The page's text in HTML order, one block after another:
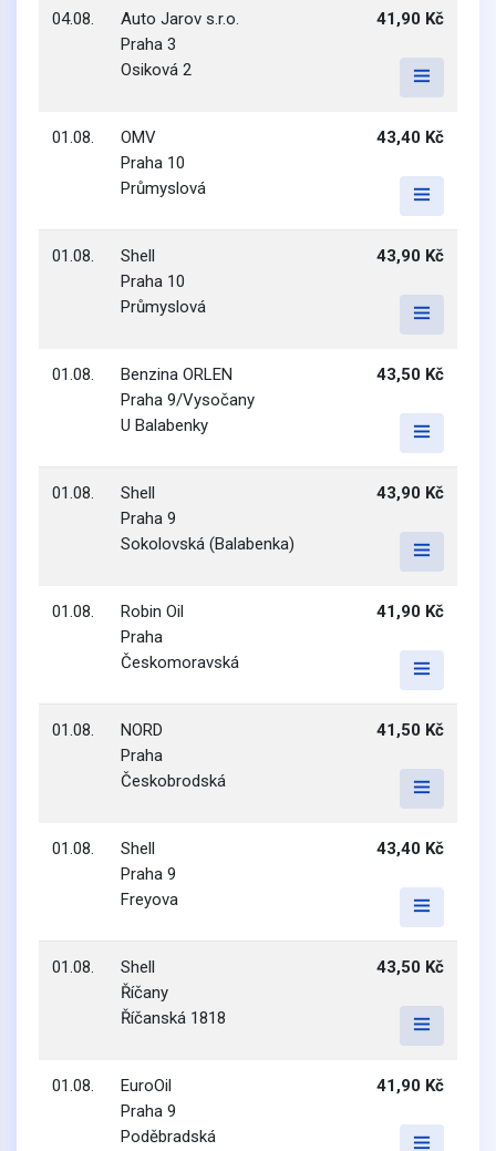
04.08.
Auto Jarov s.r.o.
Praha 3
Osiková 2
41,90 Kč
01.08.
OMV
Praha 10
Průmyslová
43,40 Kč
01.08.
Shell
Praha 10
Průmyslová
43,90 Kč
01.08.
Benzina ORLEN
Praha 9/Vysočany
U Balabenky
43,50 Kč
01.08.
Shell
Praha 9
Sokolovská (Balabenka)
43,90 Kč
01.08.
Robin Oil
Praha
Českomoravská
41,90 Kč
01.08.
NORD
Praha
Českobrodská
41,50 Kč
01.08.
Shell
Praha 9
Freyova
43,40 Kč
01.08.
Shell
Říčany
Říčanská 1818
43,50 Kč
01.08.
EuroOil
Praha 9
Poděbradská
41,90 Kč